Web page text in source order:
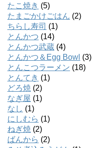
たこ焼き (5)
たまごかけごはん (2)
ちらし寿司 (1)
とんかつ (14)
とんかつ武蔵 (4)
とんかつ＆Egg Bowl (3)
とんこつラーメン (18)
とんてき (1)
どろ焼 (2)
なぎ屋 (1)
なし (1)
にしむら (1)
ねぎ焼 (2)
ばんから (2)